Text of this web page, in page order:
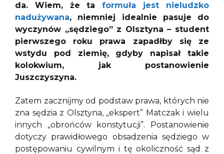
da. Wiem, że taformuła jest nieludzko
nadużywana, niemniej idealnie pasuje do
wyczynów „sędziego” z Olsztyna – student
pierwszego roku prawa zapadłby się ze
wstydu pod ziemię, gdyby napisał takie
kolokwium, jak postanowienie
Juszczyszyna.
Zatem zacznijmy od podstaw prawa, których nie
zna sędzia z Olsztyna, „ekspert” Matczak i wielu
innych „obrońców konstytucji”. Postanowienie
dotyczy prawidłowego obsadzenia sędziego w
postępowaniu cywilnym i tę okoliczność sąd z